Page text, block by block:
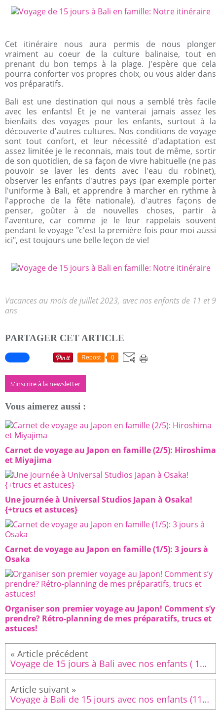
Cet itinéraire nous aura permis de nous plonger
vraiment au coeur de la culture balinaise, tout en
prenant du bon temps à la plage. J'espère que cela
pourra conforter vos propres choix, ou vous aider dans
vos préparatifs.
Bali est une destination qui nous a semblé très facile
avec les enfants! Et je ne vanterai jamais assez les
bienfaits des voyages pour les enfants, surtout à la
découverte d'autres cultures. Nos conditions de voyage
sont tout confort, et leur nécessité d'adaptation est
assez limitée je le reconnais, mais tout de même, sortir
de son quotidien, de sa façon de vivre habituelle (ne pas
pouvoir se laver les dents avec l'eau du robinet),
observer les enfants d'autres pays (par exemple porter
l'uniforme à Bali, et apprendre à marcher en rythme à
l'approche de la fête nationale), d'autres façons de
penser, goûter à de nouvelles choses, partir à
l'aventure, car comme je le leur rappelais souvent
pendant le voyage "c'est la première fois pour moi aussi
ici", est toujours une belle leçon de vie!
Vacances au mois de juillet 2023, avec nos enfants de 11 et 9
ans
PARTAGER CET ARTICLE
Repost 0
S'inscrire à la newsletter
Vous aimerez aussi :
Carnet de voyage au Japon en famille (2/5): Hiroshima
et Miyajima
Une journée à Universal Studios Japan à Osaka!
{+trucs et astuces}
Carnet de voyage au Japon en famille (1/5): 3 jours à
Osaka
Organiser son premier voyage au Japon! Comment s’y
prendre? Rétro-planning de mes préparatifs, trucs et
astuces!
Voyage de 15 jours à Bali avec nos enfants ( 11 et 9 ans): Rétro-planning de nos préparatifs et informations générales sur Bali
Voyage à Bali de 15 jours avec nos enfants (11 et 9 ans): Que voir autour d'Ubud?